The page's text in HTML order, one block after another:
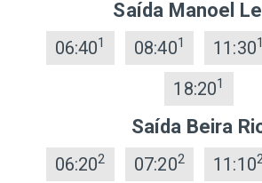
Saída Manoel
06:401 08:401 11:301
18:201
Saída Beira
06:202 07:202 11:10